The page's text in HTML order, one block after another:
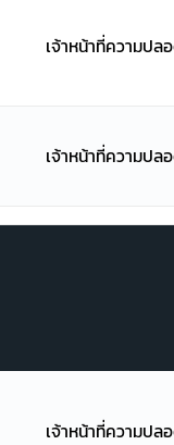
เจ้าหน้าที่ความปล
เจ้าหน้าที่ความปล
เจ้าหน้าที่ความปล